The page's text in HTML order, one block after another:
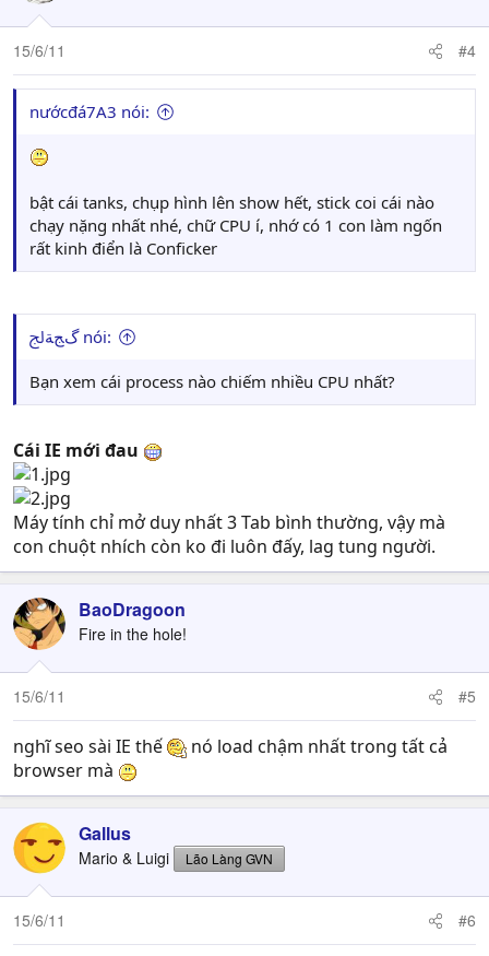
15/6/11 #4
nướcđá7A3 nói:
bật cái tanks, chụp hình lên show hết, stick coi cái nào
chạy nặng nhất nhé, chữ CPU í, nhớ có 1 con làm ngốn
rất kinh điển là Conficker
گﺞﺔﰿ nói:
Bạn xem cái process nào chiếm nhiều CPU nhất?
Cái IE mới đau
Máy tính chỉ mở duy nhất 3 Tab bình thường, vậy mà
con chuột nhích còn ko đi luôn đấy, lag tung người.
BaoDragoon
Fire in the hole!
15/6/11 #5
nghĩ seo sài IE thế
nó load chậm nhất trong tất cả
browser mà
Gallus
Mario & Luigi Lão Làng GVN
15/6/11 #6